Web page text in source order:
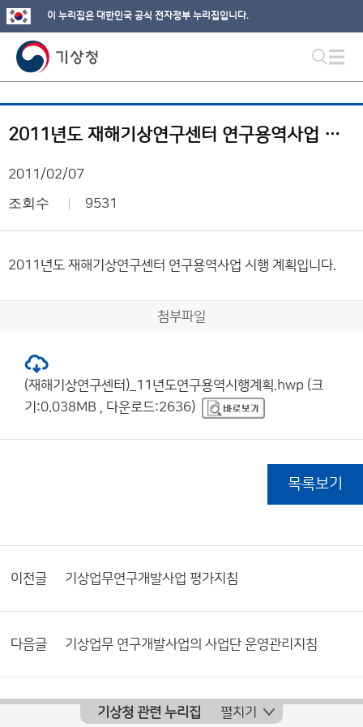
이 누리집은 대한민국 공식 전자정부 누리집입니다.
2011년도 재해기상연구센터 연구용역사업 시행 계획
2011/02/07
조회수 9531
2011년도 재해기상연구센터 연구용역사업 시행 계획입니다.
첨부파일
(재해기상연구센터)_11년도연구용역시행계획.hwp (크
기:0.038MB , 다운로드:2636)
목록보기
이전글 기상업무연구개발사업 평가지침
다음글 기상업무 연구개발사업의 사업단 운영관리지침
기상청 관련 누리집 펼치기